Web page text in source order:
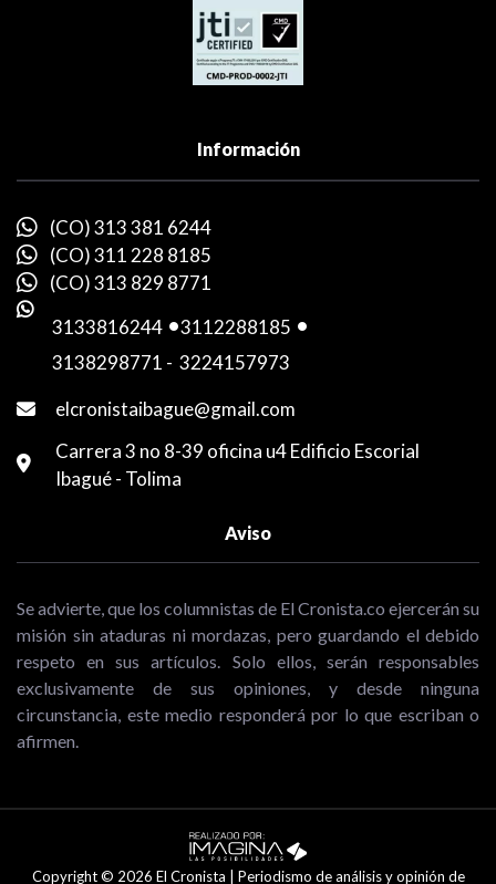
Información
(CO) 313 381 6244
(CO) 311 228 8185
(CO) 313 829 8771
3133816244 -3112288185 -
3138298771 - 3224157973
elcronistaibague@gmail.com
Carrera 3 no 8-39 oficina u4 Edificio Escorial
Ibagué - Tolima
Aviso
Se advierte, que los columnistas de El Cronista.co ejercerán su
misión sin ataduras ni mordazas, pero guardando el debido
respeto en sus artículos. Solo ellos, serán responsables
exclusivamente de sus opiniones, y desde ninguna
circunstancia, este medio responderá por lo que escriban o
afirmen.
Copyright © 2026 El Cronista | Periodismo de análisis y opinión de